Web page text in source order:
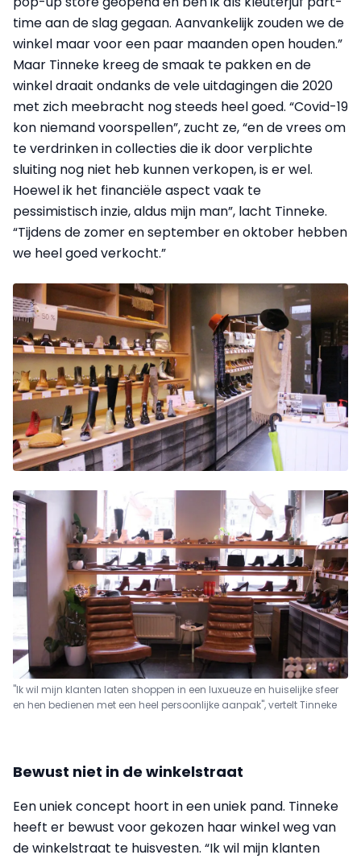
time aan de slag gegaan. Aanvankelijk zouden we de
winkel maar voor een paar maanden open houden.”
Maar Tinneke kreeg de smaak te pakken en de
winkel draait ondanks de vele uitdagingen die 2020
met zich meebracht nog steeds heel goed. “Covid-19
kon niemand voorspellen”, zucht ze, “en de vrees om
te verdrinken in collecties die ik door verplichte
sluiting nog niet heb kunnen verkopen, is er wel.
Hoewel ik het financiële aspect vaak te
pessimistisch inzie, aldus mijn man”, lacht Tinneke.
“Tijdens de zomer en september en oktober hebben
we heel goed verkocht.”
"Ik wil mijn klanten laten shoppen in een luxueuze en huiselijke sfeer
en hen bedienen met een heel persoonlijke aanpak", vertelt Tinneke
Bewust niet in de winkelstraat
Een uniek concept hoort in een uniek pand. Tinneke
heeft er bewust voor gekozen haar winkel weg van
de winkelstraat te huisvesten. “Ik wil mijn klanten